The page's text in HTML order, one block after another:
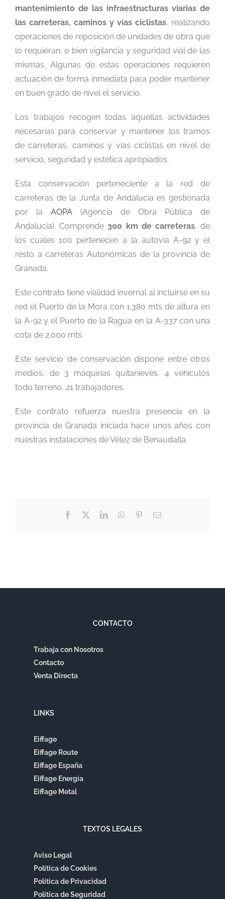
mantenimiento de las infraestructuras viarias de
las carreteras, caminos y vías ciclistas, realizando
operaciones de reposición de unidades de obra que
lo requieran, o bien vigilancia y seguridad vial de las
mismas. Algunas de estas operaciones requieren
actuación de forma inmediata para poder mantener
en buen grado de nivel el servicio.
Los trabajos recogen todas aquellas actividades
necesarias para conservar y mantener los tramos
de carreteras, caminos y vías ciclistas en nivel de
servicio, seguridad y estética apropiados.
Esta conservación perteneciente a la red de
carreteras de la Junta de Andalucía es gestionada
por la AOPA (Agencia de Obra Pública de
Andalucía). Comprende300 km de carreteras, de
los cuales 100 pertenecen a la autovía A-92 y el
resto a carreteras Autonómicas de la provincia de
Granada.
Este contrato tiene vialidad invernal al incluirse en su
red el Puerto de la Mora con 1.380 mts de altura en
la A-92 y el Puerto de la Ragua en la A-337 con una
cota de 2.000 mts.
Este servicio de conservación dispone entre otros
medios, de 3 máquinas quitanieves, 4 vehículos
todo terreno, 21 trabajadores.
Este contrato refuerza nuestra presencia en la
provincia de Granada iniciada hace unos años con
nuestras instalaciones de Vélez de Benaudalla.
Facebook LinkedInWhatsApp
PinterestCorreo
CONTACTO
Trabaja con Nosotros
Contacto
Venta Directa
LINKS
Eiffage
Eiffage Route
Eiffage España
Eiffage Energía
Eiffage Metal
TEXTOS LEGALES
Aviso Legal
Política de Cookies
Política de Privacidad
Política de Seguridad